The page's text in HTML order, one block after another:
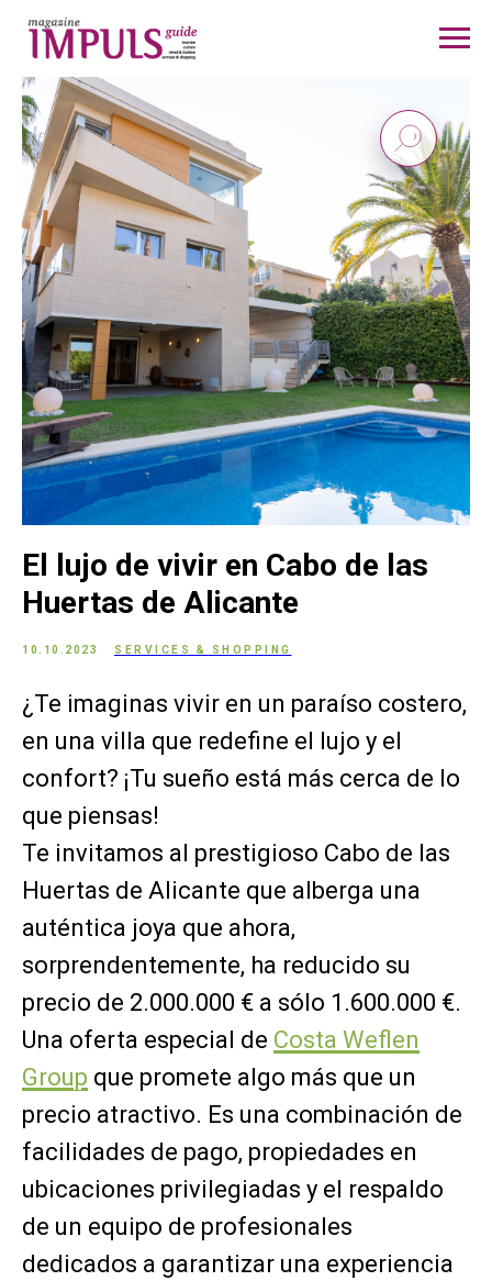
El lujo de vivir en Cabo de las
Huertas de Alicante
10.10.2023 SERVICES & SHOPPING
¿Te imaginas vivir en un paraíso costero,
en una villa que redefine el lujo y el
confort? ¡Tu sueño está más cerca de lo
que piensas!
Te invitamos al prestigioso Cabo de las
Huertas de Alicante que alberga una
auténtica joya que ahora,
sorprendentemente, ha reducido su
precio de 2.000.000 € a sólo 1.600.000 €.
Una oferta especial de Costa Weflen
Group que promete algo más que un
precio atractivo. Es una combinación de
facilidades de pago, propiedades en
ubicaciones privilegiadas y el respaldo
de un equipo de profesionales
dedicados a garantizar una experiencia